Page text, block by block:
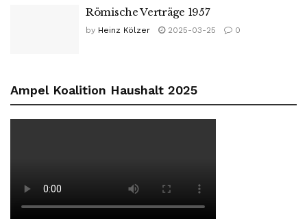
Römische Verträge 1957
by Heinz Kölzer 2025-03-25 0
Ampel Koalition Haushalt 2025